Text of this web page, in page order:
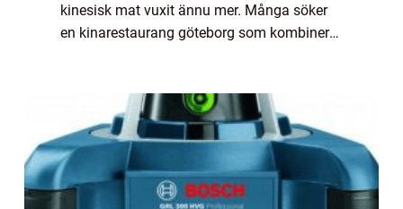
kinesisk mat vuxit ännu mer. Många söker
en kinarestaurang göteborg som kombinerar